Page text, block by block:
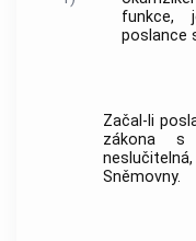
funkce,
poslance
Začal-li
zákona s
Sněmovny.